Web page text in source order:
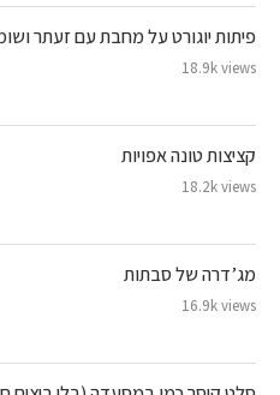
פיתות יוגורט על מחבת עם זעתר
18.9k views
קציצות טונה אפויות
18.2k views
מג’דרה של סבתות
16.9k views